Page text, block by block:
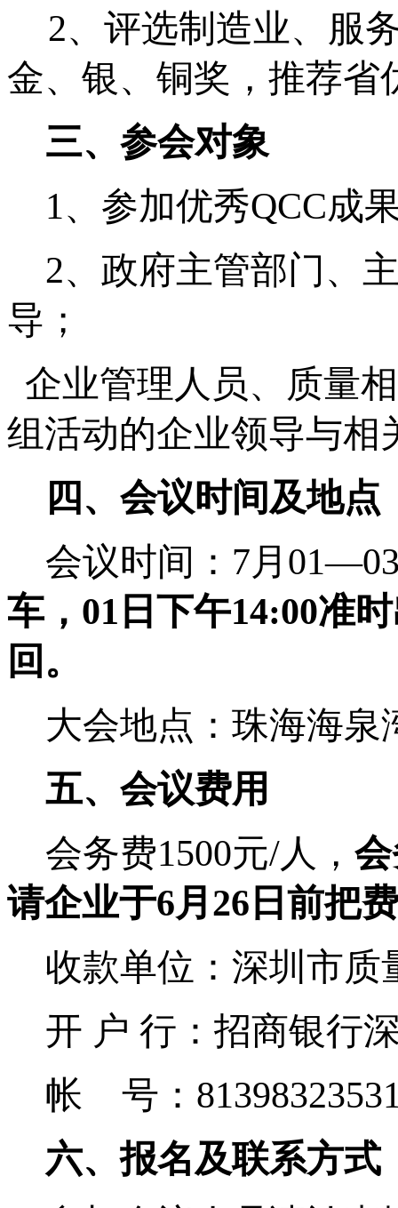
2、评选制造业、服
金、银、铜奖，推荐省
三、参会对象
1、参加优秀QCC成
2、政府主管部门、
导；
企业管理人员、质量
组活动的企业领导与相
四、会议时间及地点
会议时间： 7月 01—
车， 01 日下午14:00准
回。
大会地点：珠海海泉
五、会议费用
会务费1500元/人，
请企业于6月 26 日前把
收款单位：深圳市质
开 户 行：招商银行
帐
号：
六、报名及联系方式